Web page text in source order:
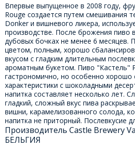
Впервые выпущенное в 2008 году,
Rouge создается путем смешивания
Donker и вишневого ликера,
производстве. После брожения пиво
дубовых бочках не менее 6 месяцев.
цветом, полным, хорошо
вкусом с гладким длительным
ароматным букетом. Пиво "Кастель"
гастрономично, но особенно хорошо
характеристики с шоколадными
напитка составляет несколько лет.
гладкий, сложный вкус пива
вишни, карамелизованного солода,
напитка не приторный. Послевкусие
Производитель Castle Brewery
БЕЛЬГИЯ